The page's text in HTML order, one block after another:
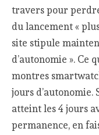
travers pour
du lancement «
site stipule
d’autonomie ». Ce
montres
jours d’autonomie.
atteint les 4 jours
permanence, en